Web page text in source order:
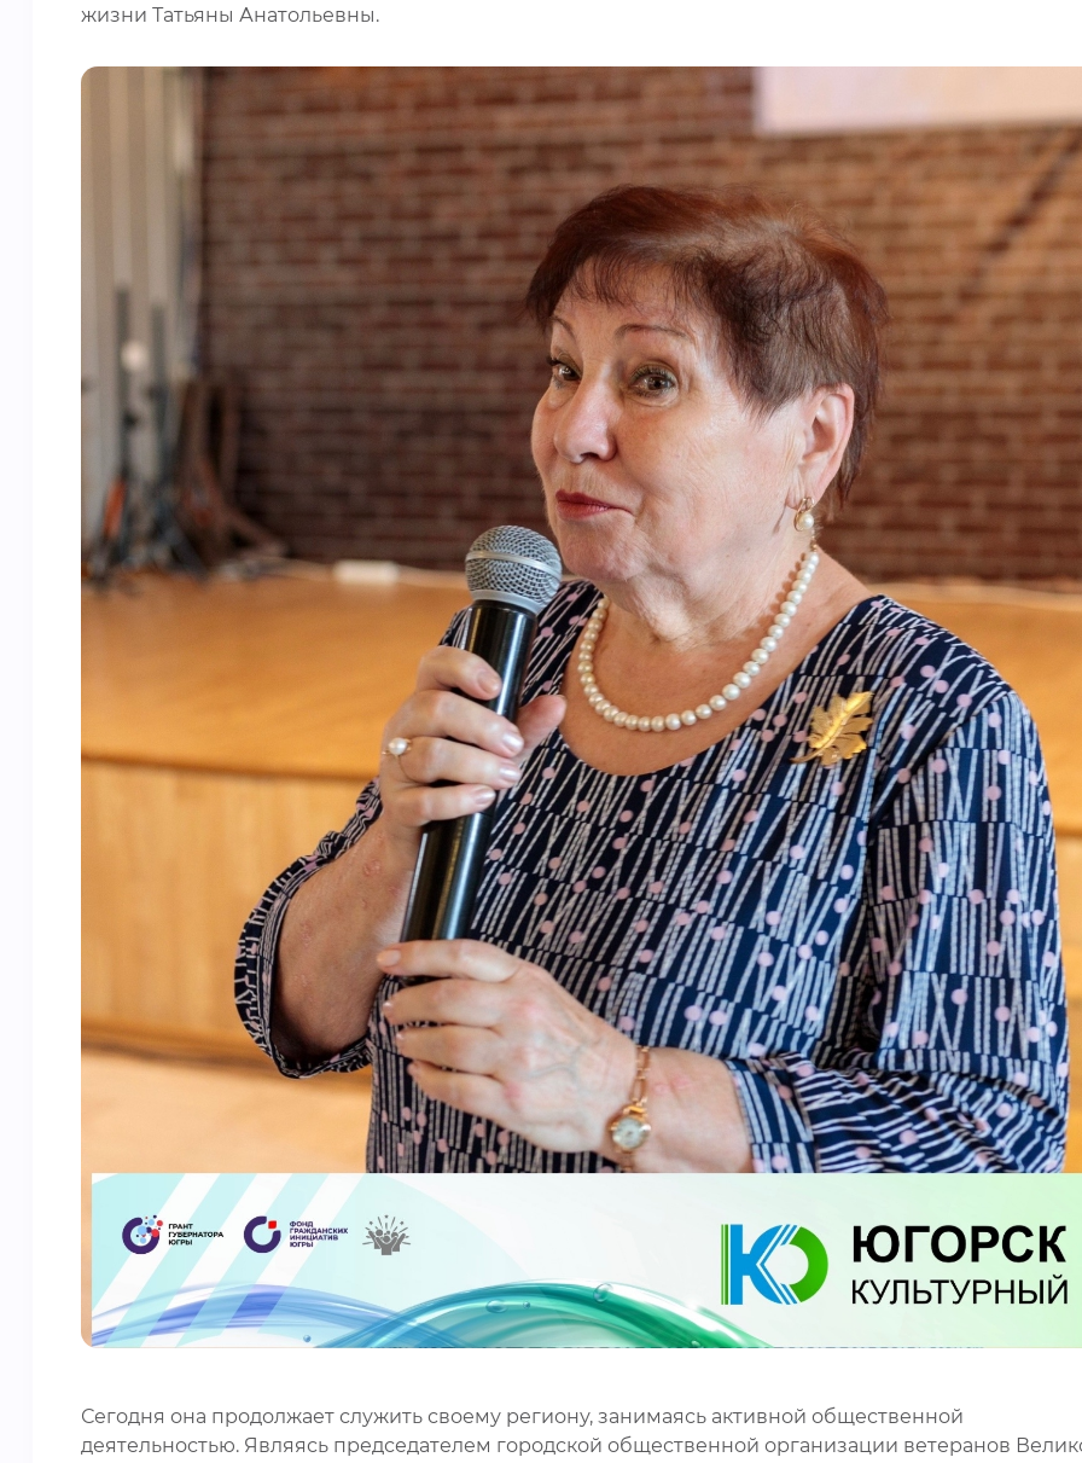
жизни Татьяны Анатольевны.
Сегодня она продолжает служить своему региону, занимаясь активной общественной
деятельностью. Являясь председателем городской общественной организации ветеранов